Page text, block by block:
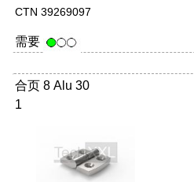
CTN 39269097
需要
合页 8 Alu 30
1